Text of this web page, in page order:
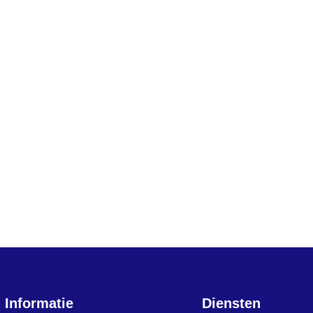
Informatie Diensten